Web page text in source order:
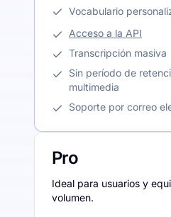
Vocabulario
Acceso a la API
Transcripción masiva
Sin período de
multimedia
Soporte por correo
Pro
Ideal para usuarios y
volumen.